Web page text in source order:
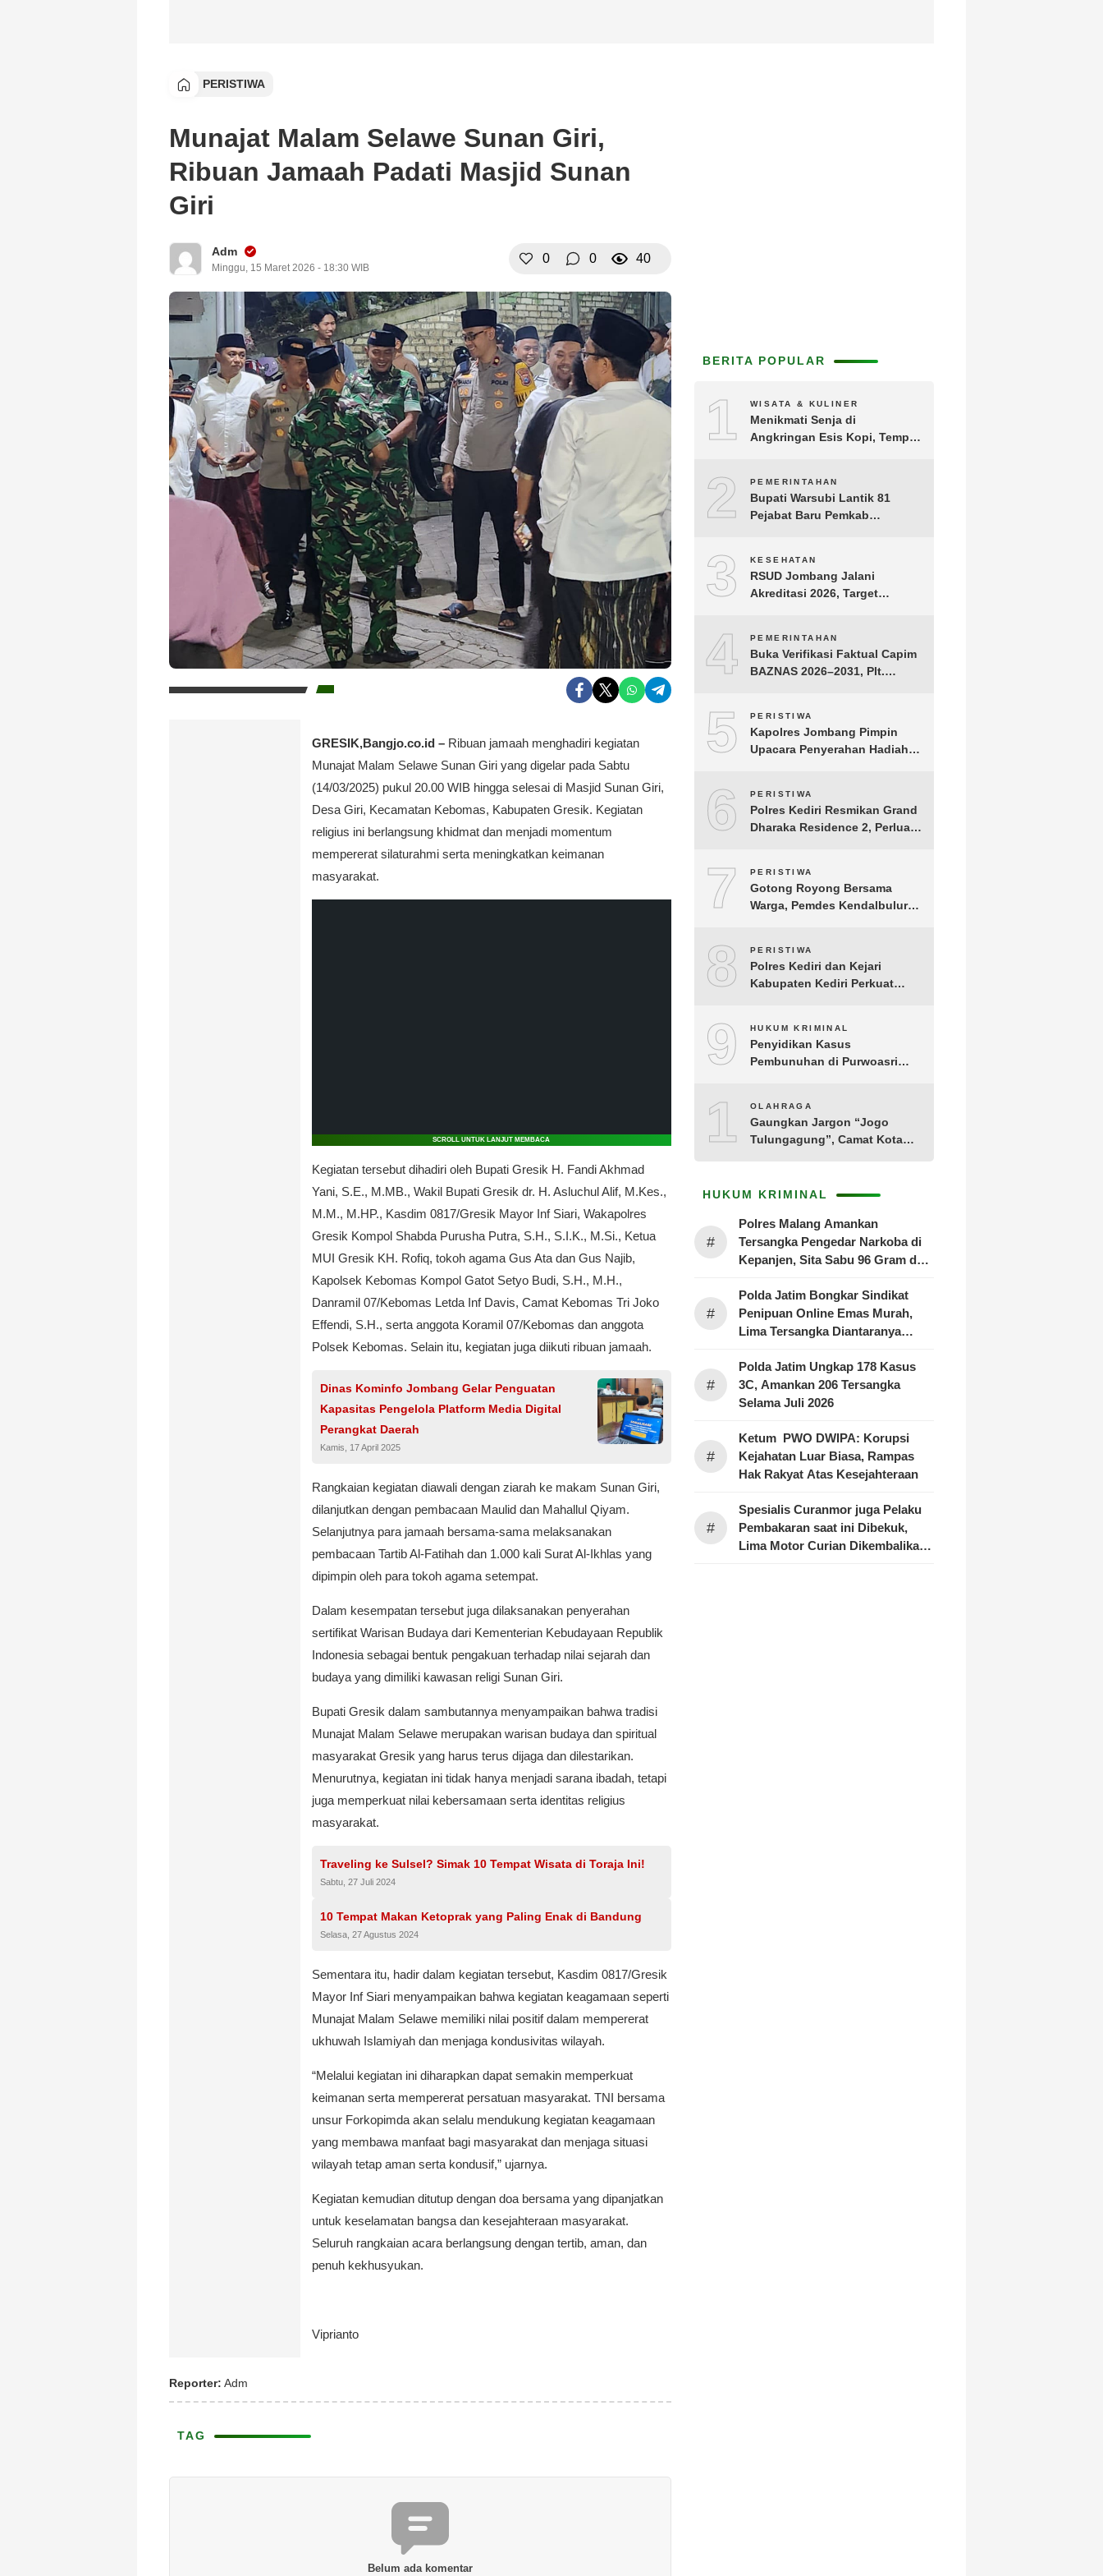
PERISTIWA
Munajat Malam Selawe Sunan Giri,
Ribuan Jamaah Padati Masjid Sunan
Giri
Adm
Minggu, 15 Maret 2026 - 18:30 WIB
0 0 40
GRESIK,Bangjo.co.id – Ribuan jamaah menghadiri kegiatan
Munajat Malam Selawe Sunan Giri yang digelar pada Sabtu
(14/03/2025) pukul 20.00 WIB hingga selesai di Masjid Sunan Giri,
Desa Giri, Kecamatan Kebomas, Kabupaten Gresik. Kegiatan
religius ini berlangsung khidmat dan menjadi momentum
mempererat silaturahmi serta meningkatkan keimanan
masyarakat.
SCROLL UNTUK LANJUT MEMBACA
Kegiatan tersebut dihadiri oleh Bupati Gresik H. Fandi Akhmad
Yani, S.E., M.MB., Wakil Bupati Gresik dr. H. Asluchul Alif, M.Kes.,
M.M., M.HP., Kasdim 0817/Gresik Mayor Inf Siari, Wakapolres
Gresik Kompol Shabda Purusha Putra, S.H., S.I.K., M.Si., Ketua
MUI Gresik KH. Rofiq, tokoh agama Gus Ata dan Gus Najib,
Kapolsek Kebomas Kompol Gatot Setyo Budi, S.H., M.H.,
Danramil 07/Kebomas Letda Inf Davis, Camat Kebomas Tri Joko
Effendi, S.H., serta anggota Koramil 07/Kebomas dan anggota
Polsek Kebomas. Selain itu, kegiatan juga diikuti ribuan jamaah.
Dinas Kominfo Jombang Gelar Penguatan
Kapasitas Pengelola Platform Media Digital
Perangkat Daerah
Kamis, 17 April 2025
Rangkaian kegiatan diawali dengan ziarah ke makam Sunan Giri,
dilanjutkan dengan pembacaan Maulid dan Mahallul Qiyam.
Selanjutnya para jamaah bersama-sama melaksanakan
pembacaan Tartib Al-Fatihah dan 1.000 kali Surat Al-Ikhlas yang
dipimpin oleh para tokoh agama setempat.
Dalam kesempatan tersebut juga dilaksanakan penyerahan
sertifikat Warisan Budaya dari Kementerian Kebudayaan Republik
Indonesia sebagai bentuk pengakuan terhadap nilai sejarah dan
budaya yang dimiliki kawasan religi Sunan Giri.
Bupati Gresik dalam sambutannya menyampaikan bahwa tradisi
Munajat Malam Selawe merupakan warisan budaya dan spiritual
masyarakat Gresik yang harus terus dijaga dan dilestarikan.
Menurutnya, kegiatan ini tidak hanya menjadi sarana ibadah, tetapi
juga memperkuat nilai kebersamaan serta identitas religius
masyarakat.
Traveling ke Sulsel? Simak 10 Tempat Wisata di Toraja Ini!
Sabtu, 27 Juli 2024
10 Tempat Makan Ketoprak yang Paling Enak di Bandung
Selasa, 27 Agustus 2024
Sementara itu, hadir dalam kegiatan tersebut, Kasdim 0817/Gresik
Mayor Inf Siari menyampaikan bahwa kegiatan keagamaan seperti
Munajat Malam Selawe memiliki nilai positif dalam mempererat
ukhuwah Islamiyah dan menjaga kondusivitas wilayah.
“Melalui kegiatan ini diharapkan dapat semakin memperkuat
keimanan serta mempererat persatuan masyarakat. TNI bersama
unsur Forkopimda akan selalu mendukung kegiatan keagamaan
yang membawa manfaat bagi masyarakat dan menjaga situasi
wilayah tetap aman serta kondusif,” ujarnya.
Kegiatan kemudian ditutup dengan doa bersama yang dipanjatkan
untuk keselamatan bangsa dan kesejahteraan masyarakat.
Seluruh rangkaian acara berlangsung dengan tertib, aman, dan
penuh kekhusyukan.
Viprianto
Reporter: Adm
TAG
Belum ada komentar
BERITA POPULAR
1 WISATA & KULINER
Menikmati Senja di
Angkringan Esis Kopi, Tempat
2 PEMERINTAHAN
Bupati Warsubi Lantik 81
Pejabat Baru Pemkab
3 KESEHATAN
RSUD Jombang Jalani
Akreditasi 2026, Target
Layanan
4 PEMERINTAHAN
Buka Verifikasi Faktual Capim
BAZNAS 2026–2031, Plt.
Transparansi
5 PERISTIWA
Kapolres Jombang Pimpin
Upacara Penyerahan Hadiah
6 PERISTIWA
Polres Kediri Resmikan Grand
Dharaka Residence 2, Perluas
7 PERISTIWA
Gotong Royong Bersama
Warga, Pemdes Kendalbulur
8 PERISTIWA
Polres Kediri dan Kejari
Kabupaten Kediri Perkuat
9 HUKUM KRIMINAL
Penyidikan Kasus
Pembunuhan di Purwoasri
Adegan
10OLAHRAGA
Gaungkan Jargon “Jogo
Tulungagung”, Camat Kota
Tamanan
HUKUM KRIMINAL
#
Polres Malang Amankan
Tersangka Pengedar Narkoba di
Kepanjen, Sita Sabu 96 Gram dan
#
Polda Jatim Bongkar Sindikat
Penipuan Online Emas Murah,
Lima Tersangka Diantaranya
#
Polda Jatim Ungkap 178 Kasus
3C, Amankan 206 Tersangka
Selama Juli 2026
#
Ketum PWO DWIPA: Korupsi
Kejahatan Luar Biasa, Rampas
Hak Rakyat Atas Kesejahteraan
#
Spesialis Curanmor juga Pelaku
Pembakaran saat ini Dibekuk,
Lima Motor Curian Dikembalikan